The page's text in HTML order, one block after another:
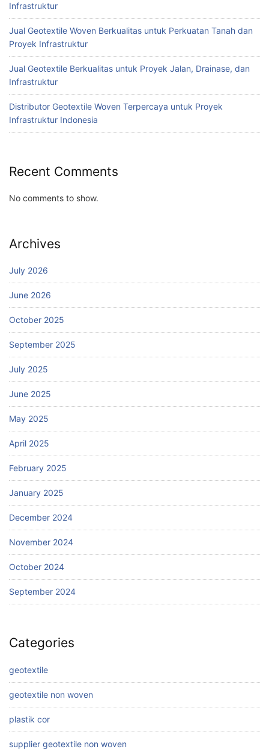
Infrastruktur
Jual Geotextile Woven Berkualitas untuk Perkuatan Tanah dan
Proyek Infrastruktur
Jual Geotextile Berkualitas untuk Proyek Jalan, Drainase, dan
Infrastruktur
Distributor Geotextile Woven Terpercaya untuk Proyek
Infrastruktur Indonesia
Recent Comments
No comments to show.
Archives
July 2026
June 2026
October 2025
September 2025
July 2025
June 2025
May 2025
April 2025
February 2025
January 2025
December 2024
November 2024
October 2024
September 2024
Categories
geotextile
geotextile non woven
plastik cor
supplier geotextile non woven